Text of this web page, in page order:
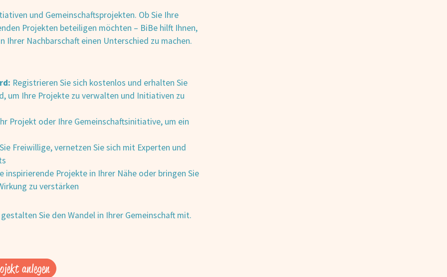
und Gemeinschaftsprojekten. Ob Sie Ihre
Projekten beteiligen möchten – BiBe hilft Ihnen,
Ihrer Nachbarschaft einen Unterschied zu machen.
Registrieren Sie sich kostenlos und erhalten Sie
um Ihre Projekte zu verwalten und Initiativen zu
Projekt oder Ihre Gemeinschaftsinitiative, um ein
Freiwillige, vernetzen Sie sich mit Experten und
inspirierende Projekte in Ihrer Nähe oder bringen Sie
zu verstärken
Sie den Wandel in Ihrer Gemeinschaft mit.
anlegen